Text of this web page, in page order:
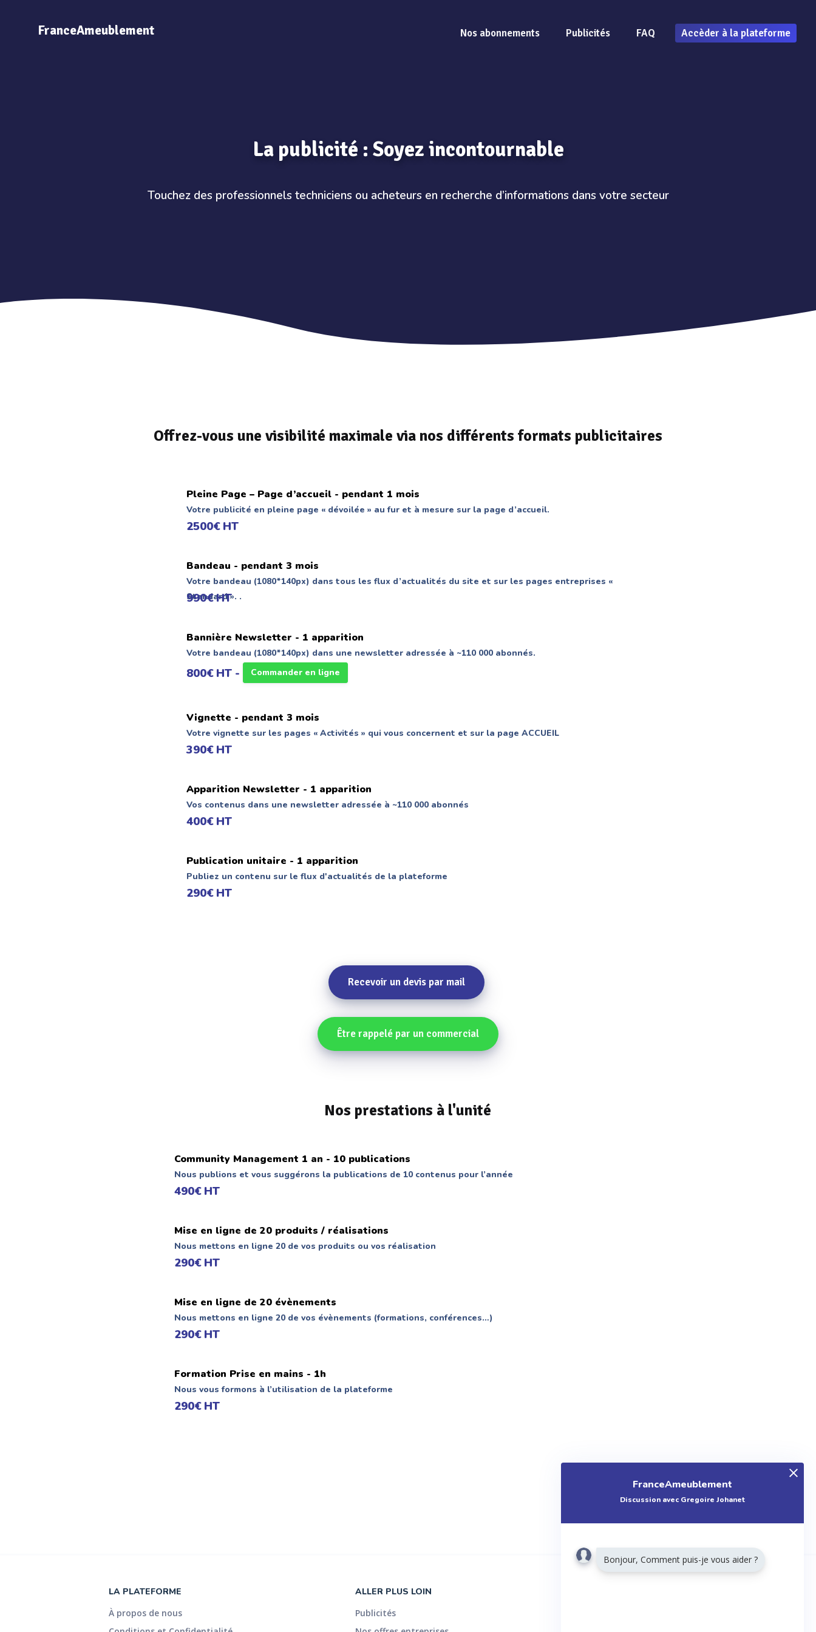
FranceAmeublement Nos abonnements Publicités FAQ Accèder à la plateforme
La publicité : Soyez incontournable
Touchez des professionnels techniciens ou acheteurs en recherche d’informations dans votre secteur
Offrez-vous une visibilité maximale via nos différents formats publicitaires
Pleine Page – Page d’accueil - pendant 1 mois
Votre publicité en pleine page « dévoilée » au fur et à mesure sur la page d’accueil.
2500€ HT
Bandeau - pendant 3 mois
Votre bandeau (1080*140px) dans tous les flux d’actualités du site et sur les pages entreprises «
Standard ». .
990€ HT
Bannière Newsletter - 1 apparition
Votre bandeau (1080*140px) dans une newsletter adressée à ~110 000 abonnés.
800€ HT - Commander en ligne
Vignette - pendant 3 mois
Votre vignette sur les pages « Activités » qui vous concernent et sur la page ACCUEIL
390€ HT
Apparition Newsletter - 1 apparition
Vos contenus dans une newsletter adressée à ~110 000 abonnés
400€ HT
Publication unitaire - 1 apparition
Publiez un contenu sur le flux d'actualités de la plateforme
290€ HT
Recevoir un devis par mail
Être rappelé par un commercial
Nos prestations à l'unité
Community Management 1 an - 10 publications
Nous publions et vous suggérons la publications de 10 contenus pour l’année
490€ HT
Mise en ligne de 20 produits / réalisations
Nous mettons en ligne 20 de vos produits ou vos réalisation
290€ HT
Mise en ligne de 20 évènements
Nous mettons en ligne 20 de vos évènements (formations, conférences…)
290€ HT
Formation Prise en mains - 1h
Nous vous formons à l’utilisation de la plateforme
290€ HT
LA PLATEFORME
À propos de nous
ALLER PLUS LOIN
Publicités
FranceAmeublement
Discussion avec Gregoire Johanet
Bonjour, Comment puis-je vous aider ?